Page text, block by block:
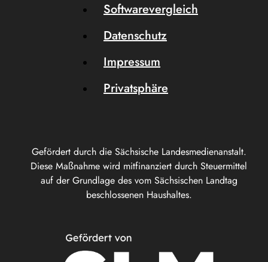
Gefördert durch die Sächsische Landesmedienanstalt.
Diese Maßnahme wird mitfinanziert durch Steuermittel
auf der Grundlage des vom Sächsischen Landtag
beschlossenen Haushaltes.
Softwarevergleich
Datenschutz
Impressum
Privatsphäre